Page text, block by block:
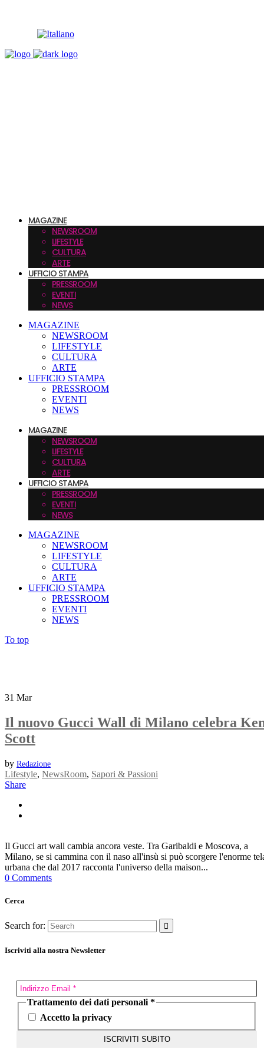
MAGAZINE
NEWSROOM
LIFESTYLE
CULTURA
ARTE
UFFICIO STAMPA
PRESSROOM
EVENTI
NEWS
MAGAZINE
NEWSROOM
LIFESTYLE
CULTURA
ARTE
UFFICIO STAMPA
PRESSROOM
EVENTI
NEWS
MAGAZINE
NEWSROOM
LIFESTYLE
CULTURA
ARTE
UFFICIO STAMPA
PRESSROOM
EVENTI
NEWS
MAGAZINE
NEWSROOM
LIFESTYLE
CULTURA
ARTE
UFFICIO STAMPA
PRESSROOM
EVENTI
NEWS
To top
31 Mar
Il nuovo Gucci Wall di Milano celebra
Scott
by Redazione
Lifestyle, NewsRoom, Sapori & Passioni
Share
Il Gucci art wall cambia ancora veste. Tra Garibaldi e Moscova, a
Milano, se si cammina con il naso all'insù si può scorgere l'enorme
urbana che dal 2017 racconta l'universo della maison...
0 Comments
Cerca
Search for:
Iscriviti alla nostra Newsletter
Trattamento dei dati personali *
Accetto la privacy